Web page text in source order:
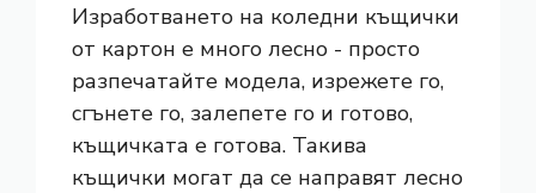
Изработването на коледни къщички
от картон е много лесно - просто
разпечатайте модела, изрежете го,
сгънете го, залепете го и готово,
къщичката е готова. Такива
къщички могат да се направят лесно